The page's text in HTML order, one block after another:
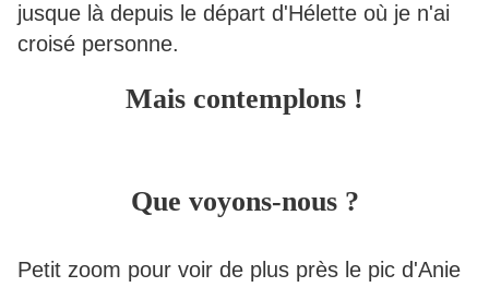
jusque là depuis le départ d'Hélette où je n'ai
croisé personne.
Mais contemplons !
Que voyons-nous ?
Petit zoom pour voir de plus près le pic d'Anie